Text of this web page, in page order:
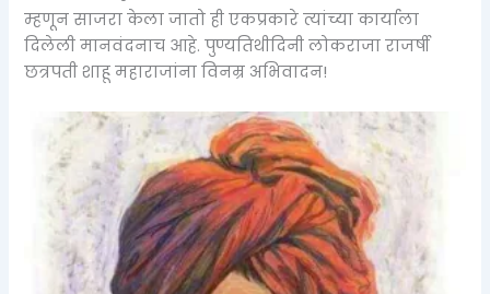
म्हणून साजरा केला जातो ही एकप्रकारे त्यांच्या कार्याला
दिलेली मानवंदनाच आहे. पुण्यतिथीदिनी लोकराजा राजर्षी
छत्रपती शाहू महाराजांना विनम्र अभिवादन!